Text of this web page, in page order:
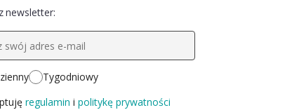
newsletter:
Tygodniowy
regulamin i politykę prywatności